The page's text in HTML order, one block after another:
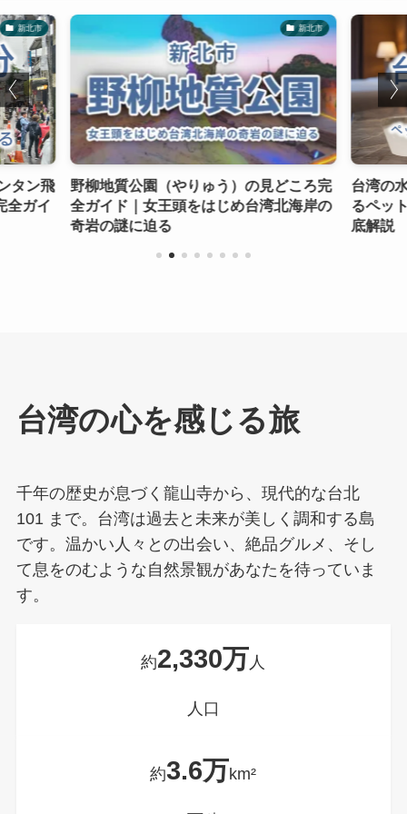
新北市
タン飛
全ガイ
新北市
野柳地質公園（やりゅう）の見どころ完
全ガイド｜女王頭をはじめ台湾北海岸の
奇岩の謎に迫る
台湾の
るペッ
底解説
台湾の心を感じる旅
千年の歴史が息づく龍山寺から、現代的な台北
101 まで。台湾は過去と未来が美しく調和する島
です。温かい人々との出会い、絶品グルメ、そし
て息をのむような自然景観があなたを待っていま
す。
約2,330万 人
人口
約3.6万km²